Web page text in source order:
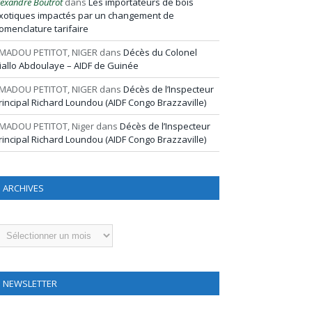
impactés par un changement de
tarifaire
PETITOT, NIGER dans Décès du Colonel
Abdoulaye – AIDF de Guinée
PETITOT, NIGER dans Décès de l’Inspecteur
Richard Loundou (AIDF Congo Brazzaville)
PETITOT, Niger dans Décès de l’Inspecteur
Richard Loundou (AIDF Congo Brazzaville)
ARCHIVES
NEWSLETTER